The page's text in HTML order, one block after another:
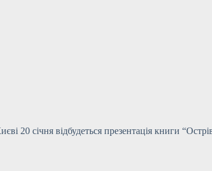
20 січня відбудеться презентація книги